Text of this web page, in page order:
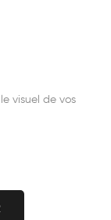
visuel de vos